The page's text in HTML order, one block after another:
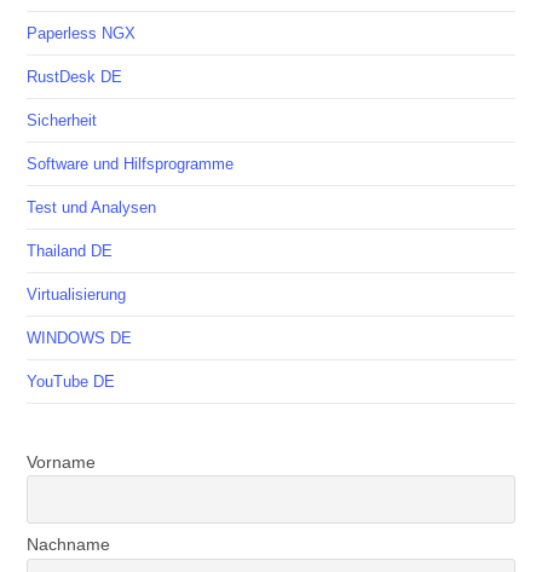
Paperless NGX
RustDesk DE
Sicherheit
Software und Hilfsprogramme
Test und Analysen
Thailand DE
Virtualisierung
WINDOWS DE
YouTube DE
Vorname
Nachname